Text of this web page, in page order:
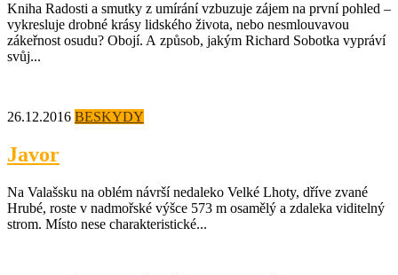
Kniha Radosti a smutky z umírání vzbuzuje zájem na první pohled –
vykresluje drobné krásy lidského života, nebo nesmlouvavou
zákeřnost osudu? Obojí. A způsob, jakým Richard Sobotka vypráví
svůj...
26.12.2016 BESKYDY
Javor
Na Valašsku na oblém návrší nedaleko Velké Lhoty, dříve zvané
Hrubé, roste v nadmořské výšce 573 m osamělý a zdaleka viditelný
strom. Místo nese charakteristické...